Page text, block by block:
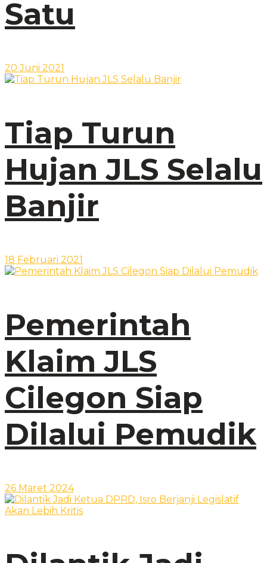
Satu
20 Juni 2021
Tiap Turun
Hujan JLS Selalu
Banjir
18 Februari 2021
Pemerintah
Klaim JLS
Cilegon Siap
Dilalui Pemudik
26 Maret 2024